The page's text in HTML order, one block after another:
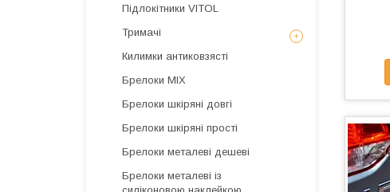
Підлокітники VITOL
Тримачі
Килимки антиковзясті
Брелоки MIX
Брелоки шкіряні довгі
Брелоки шкіряні прості
Брелоки металеві дешеві
Брелоки металеві із